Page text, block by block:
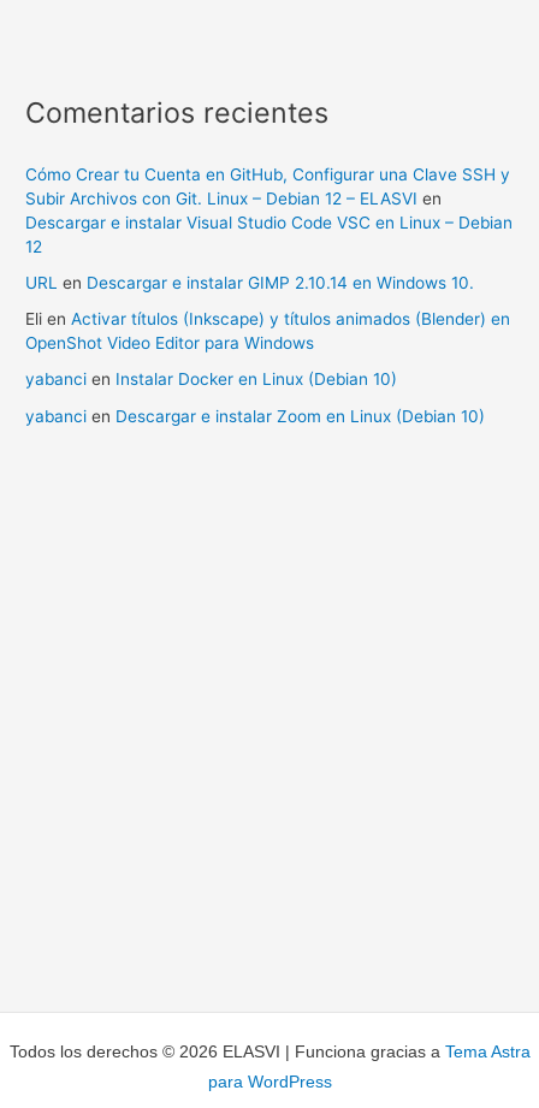
Comentarios recientes
Cómo Crear tu Cuenta en GitHub, Configurar una Clave SSH y
Subir Archivos con Git. Linux – Debian 12 – ELASVI en
Descargar e instalar Visual Studio Code VSC en Linux – Debian
12
URL en Descargar e instalar GIMP 2.10.14 en Windows 10.
Eli enActivar títulos (Inkscape) y títulos animados (Blender) en
OpenShot Video Editor para Windows
yabanci en Instalar Docker en Linux (Debian 10)
yabanci en Descargar e instalar Zoom en Linux (Debian 10)
Todos los derechos © 2026 ELASVI | Funciona gracias a Tema Astra
para WordPress